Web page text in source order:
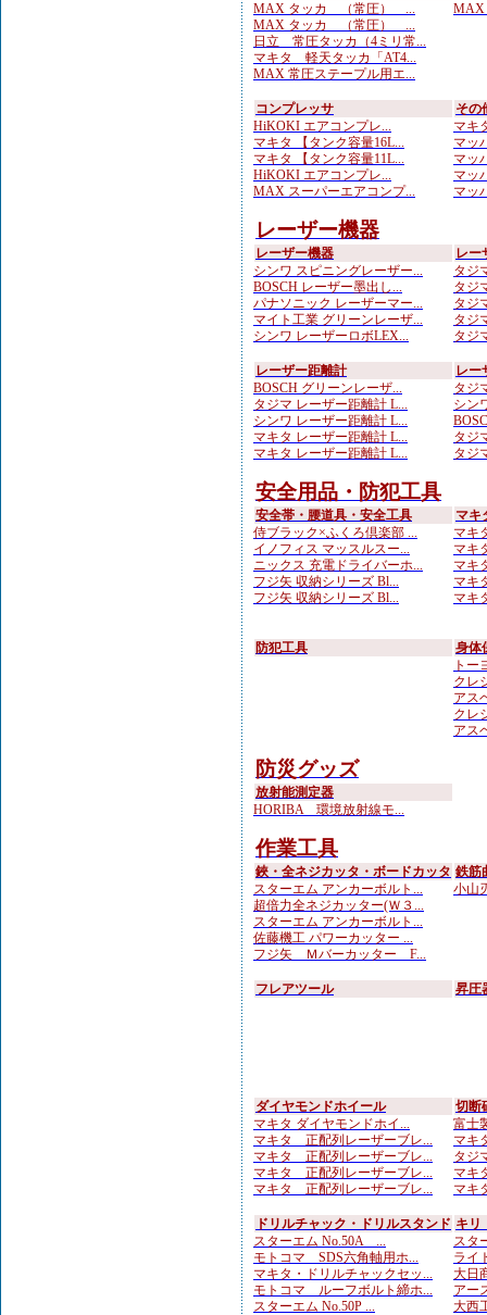
MAX タッカ （常圧） ...
MAX タッカ （常圧） ...
日立 常圧タッカ（4ミリ常...
マキタ 軽天タッカ「AT4...
MAX 常圧ステープル用エ...
MAX
コンプレッサ
HiKOKI エアコンプレ...
マキタ 【タンク容量16L...
マキタ 【タンク容量11L...
HiKOKI エアコンプレ...
MAX スーパーエアコンプ...
その
マキ
マッ
マッ
マッ
マッ
レーザー機器
レーザー機器
シンワ スピニングレーザー...
BOSCH レーザー墨出し...
パナソニック レーザーマー...
マイト工業 グリーンレーザ...
シンワ レーザーロボLEX...
レー
タジ
タジ
タジ
タジ
タジ
レーザー距離計
BOSCH グリーンレーザ...
タジマ レーザー距離計 L...
シンワ レーザー距離計 L...
マキタ レーザー距離計 L...
マキタ レーザー距離計 L...
レー
タジ
シン
タジ
タジ
安全用品・防犯工具
安全帯・腰道具・安全工具
侍ブラック×ふくろ倶楽部 ...
イノフィス マッスルスー...
ニックス 充電ドライバーホ...
フジ矢 収納シリーズ Bl...
フジ矢 収納シリーズ Bl...
マキ
マキ
マキ
マキ
マキ
マキ
防犯工具
身体
トー
クレ
アス
クレ
アス
防災グッズ
放射能測定器
HORIBA 環境放射線モ...
作業工具
鋏・全ネジカッタ・ボードカッタ
スターエム アンカーボルト...
超倍力全ネジカッター(Ｗ３...
スターエム アンカーボルト...
佐藤機工 パワーカッター ...
フジ矢 Ｍバーカッター F...
鉄筋
小山
フレアツール 昇圧
ダイヤモンドホイール
マキタ ダイヤモンドホイ...
マキタ 正配列レーザーブレ...
マキタ 正配列レーザーブレ...
マキタ 正配列レーザーブレ...
マキタ 正配列レーザーブレ...
切断
富士
マキ
タジ
マキ
マキ
ドリルチャック・ドリルスタンド
スターエム No.50A ...
モトコマ SDS六角軸用ホ...
マキタ・ドリルチャックセッ...
モトコマ ルーフボルト締ホ...
スターエム No.50P ...
キリ
スタ
ライ
大日
アー
大西